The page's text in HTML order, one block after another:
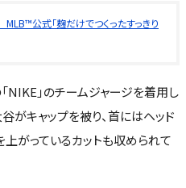
公式「麹だけでつくったすっきり
NIKE」のチームジャージを着用し
がキャップを被り、首にはヘッド
上がっているカットも収められて